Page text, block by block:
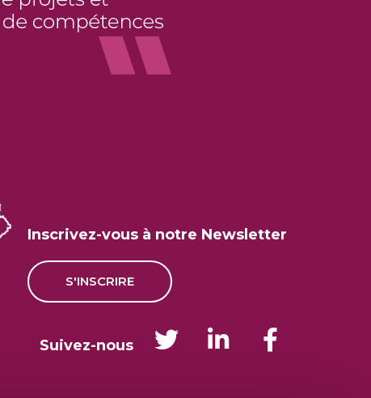
Inscrivez-vous à notre Newsletter
S'INSCRIRE
Suivez-nous